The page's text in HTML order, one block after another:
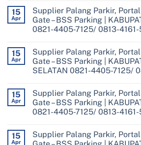
on
Supplier
Palang
Parkir,
dan
Barrier
Gate
–
BSS
KOTA
SORONG
0821-
4405-
4161-
5165
15
Apr
Supplier Palang Parkir,
Gate – BSS Parking |
0821-4405-7125/ 0813-4161-
on
Supplier
Palang
Parkir,
dan
Barrier
Gate
–
BSS
KABUPATEN
TAMBRAUW
15
Apr
Supplier Palang Parkir,
Gate – BSS Parking |
SELATAN 0821-4405-7125/
on
Supplier
Palang
Parkir,
dan
Barrier
15
Apr
Supplier Palang Parkir,
Gate – BSS Parking |
0821-4405-7125/ 0813-4161-
on
Supplier
15
Apr
Supplier Palang Parkir,